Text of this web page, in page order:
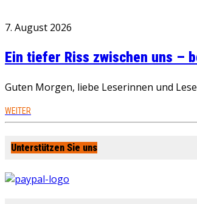
7. August 2026
Ein tiefer Riss zwischen uns –
Guten Morgen, liebe Leserinnen und
WEITER
Unterstützen Sie uns